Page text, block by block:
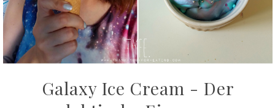
Galaxy Ice Cream - Der